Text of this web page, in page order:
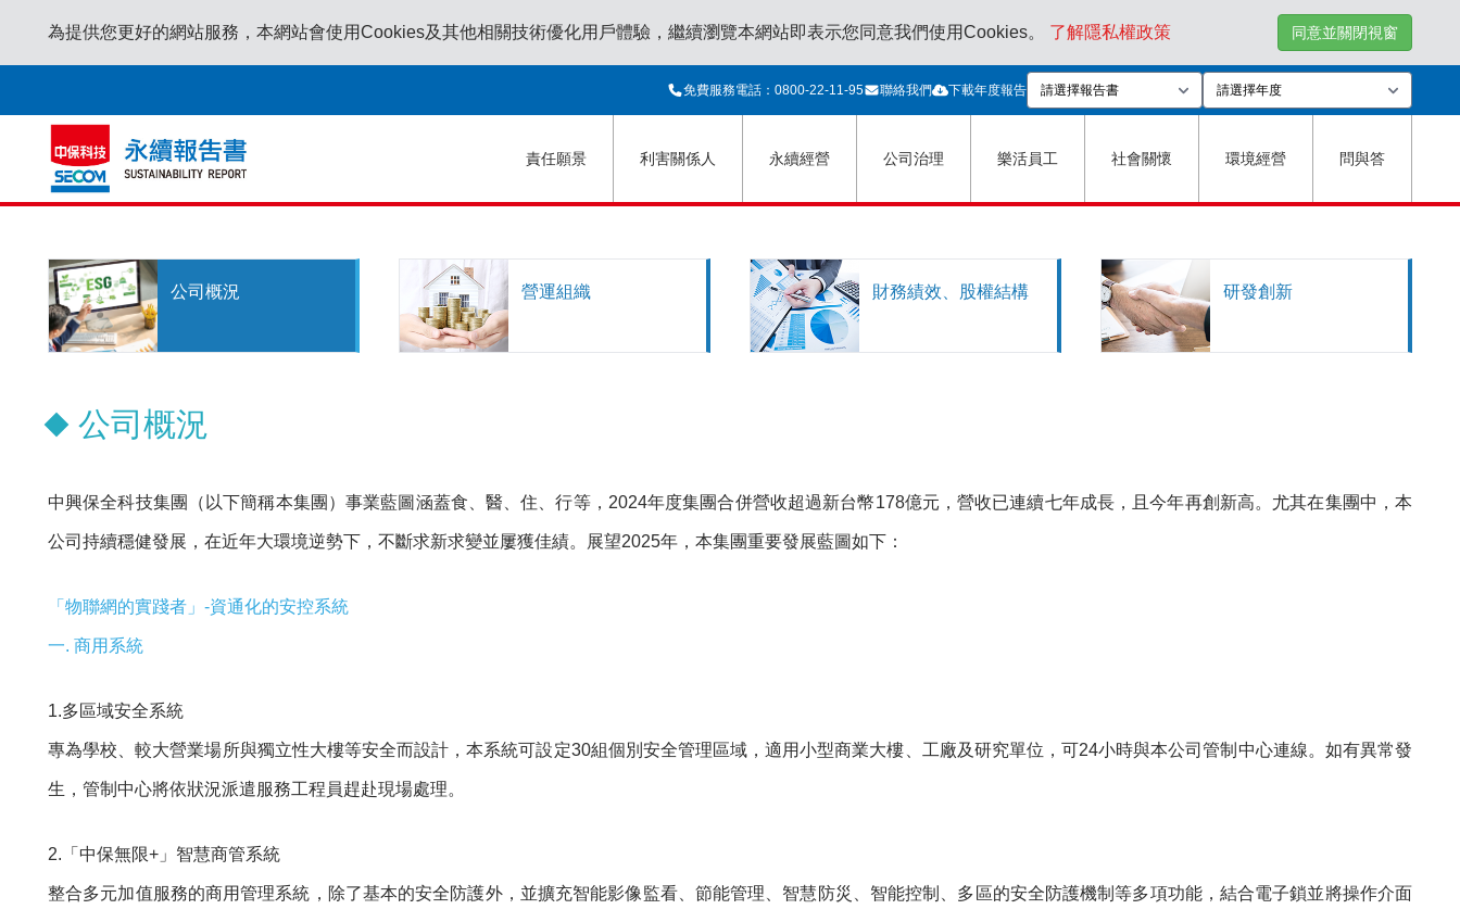
為提供您更好的網站服務，本網站會使用Cookies及其他相關技術優化用戶體驗，繼續瀏覽本網站即表示您同意我們使用Cookies。 了解隱私權政策 同意並關閉視窗
免費服務電話：0800-22-11-95 聯絡我們 下載年度報告
責任願景 利害關係人 永續經營 公司治理 樂活員工 社會關懷 環境經營 問與答
公司概況 營運組織 財務績效、股權結構 研發創新
公司概況
中興保全科技集團（以下簡稱本集團）事業藍圖涵蓋食、醫、住、行等，2024年度集團合併營收超過新台幣178億元，營收已連續七年成長，且今年再創新高。尤其在集團中，本
公司持續穩健發展，在近年大環境逆勢下，不斷求新求變並屢獲佳績。展望2025年，本集團重要發展藍圖如下：
「物聯網的實踐者」-資通化的安控系統
一. 商用系統
1.多區域安全系統
專為學校、較大營業場所與獨立性大樓等安全而設計，本系統可設定30組個別安全管理區域，適用小型商業大樓、工廠及研究單位，可24小時與本公司管制中心連線。如有異常發
生，管制中心將依狀況派遣服務工程員趕赴現場處理。
2.「中保無限+」智慧商管系統
整合多元加值服務的商用管理系統，除了基本的安全防護外，並擴充智能影像監看、節能管理、智慧防災、智能控制、多區的安全防護機制等多項功能，結合電子鎖並將操作介面